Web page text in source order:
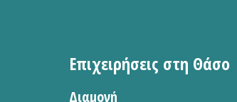
Επιχειρήσεις στη Θάσο
Διαμονή